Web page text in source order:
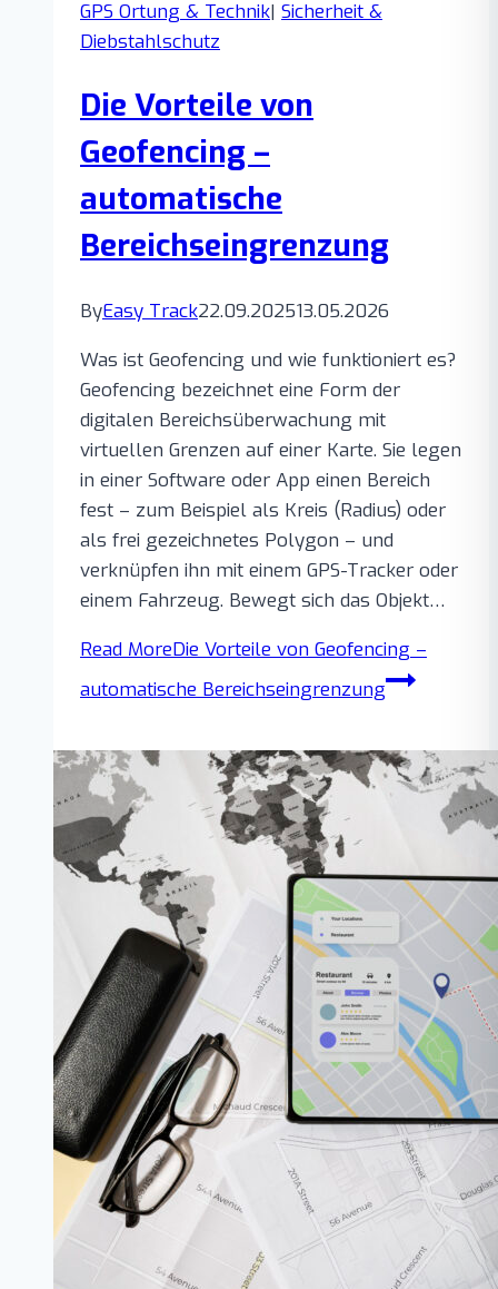
GPS Ortung & Technik| Sicherheit &
Diebstahlschutz
Die Vorteile von
Geofencing –
automatische
Bereichseingrenzung
ByEasy Track22.09.202513.05.2026
Was ist Geofencing und wie funktioniert es?
Geofencing bezeichnet eine Form der
digitalen Bereichsüberwachung mit
virtuellen Grenzen auf einer Karte. Sie legen
in einer Software oder App einen Bereich
fest – zum Beispiel als Kreis (Radius) oder
als frei gezeichnetes Polygon – und
verknüpfen ihn mit einem GPS-Tracker oder
einem Fahrzeug. Bewegt sich das Objekt…
Read MoreDie Vorteile von Geofencing –
automatische Bereichseingrenzung